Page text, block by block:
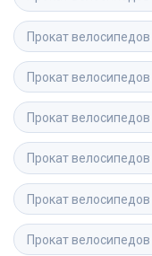
Прокат велосипедов
Прокат велосипедов
Прокат велосипедов
Прокат велосипедов
Прокат велосипедов
Прокат велосипедов